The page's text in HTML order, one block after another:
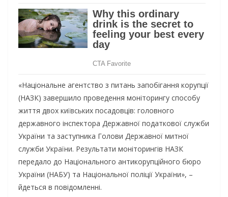
«Національне агентство з питань запобігання корупції
(НАЗК) завершило проведення моніторингу способу
життя двох київських посадовців: головного
державного інспектора Державної податкової служби
України та заступника Голови Державної митної
служби України. Результати моніторингів НАЗК
передало до Національного антикорупційного бюро
України (НАБУ) та Національної поліції України», –
йдеться в повідомленні.